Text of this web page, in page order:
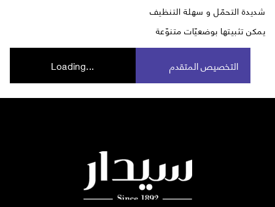
شديدة التحمّل و سهلة التنظيف
يمكن تثبيتها بوضعيّات متنوّعة
Loading... التخصيص المتقدم